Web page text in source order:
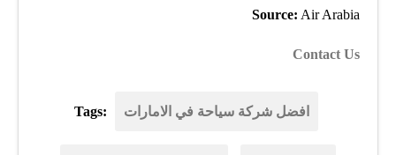
Source: Air Arabia
Contact Us
Tags: افضل شركة سياحة في الامارات